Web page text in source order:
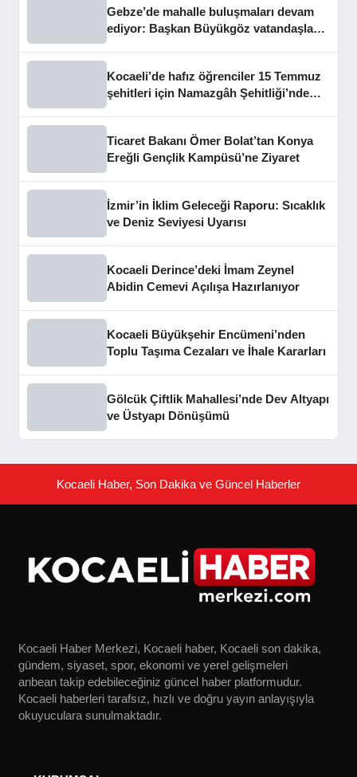
Gebze’de mahalle buluşmaları devam
ediyor: Başkan Büyükgöz vatandaşları
Kocaeli’de hafız öğrenciler 15 Temmuz
şehitleri için Namazgâh Şehitliği’nde
Ticaret Bakanı Ömer Bolat’tan Konya
Ereğli Gençlik Kampüsü’ne Ziyaret
İzmir’in İklim Geleceği Raporu: Sıcaklık
ve Deniz Seviyesi Uyarısı
Kocaeli Derince’deki İmam Zeynel
Abidin Cemevi Açılışa Hazırlanıyor
Kocaeli Büyükşehir Encümeni’nden
Toplu Taşıma Cezaları ve İhale Kararları
Gölcük Çiftlik Mahallesi’nde Dev Altyapı
ve Üstyapı Dönüşümü
Kocaeli Haber, Son Dakika ve Güncel Haberler
Kocaeli Haber Merkezi, Kocaeli haber, Kocaeli son dakika,
gündem, siyaset, spor, ekonomi ve yerel gelişmeleri
anbean takip edebileceğiniz güncel haber platformudur.
Kocaeli haberleri tarafsız, hızlı ve doğru yayın anlayışıyla
okuyuculara sunulmaktadır.